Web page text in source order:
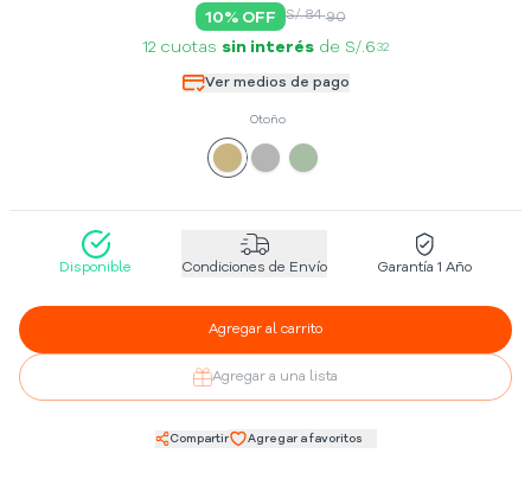
10% OFF S/. 84 90
12 cuotas sin interés de S/.6 32
Ver medios de pago
Otoño
Disponible Condiciones de Envío Garantía 1 Año
Agregar al carrito
Agregar a una lista
Compartir Agregar a favoritos